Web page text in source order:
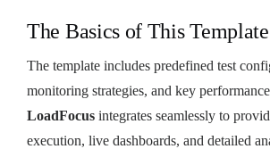
The Basics of This Template
The template includes predefined test
monitoring strategies, and key
LoadFocus integrates seamlessly to
execution, live dashboards, and detailed